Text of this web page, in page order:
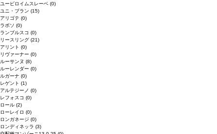
ユービロイムスレーベ (0)
ユニ・ブラン (15)
アリゴテ (0)
ラボソ (0)
ランブルスコ (0)
リースリング (21)
アリント (0)
リヴァーナー (0)
ルーサンヌ (8)
ルーレンダー (0)
ルガーナ (0)
レゲント (1)
アルテジーノ (0)
レフォスコ (0)
ロール (2)
ローレイロ (0)
ロンガネージ (0)
ロンディネッラ (3)